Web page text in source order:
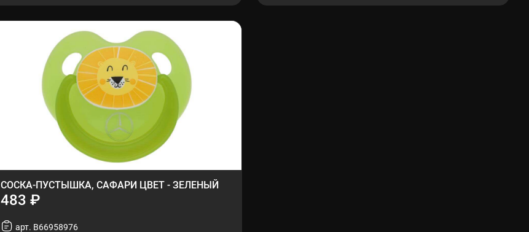
СОСКА-ПУСТЫШКА, САФАРИ ЦВЕТ - ЗЕЛЕНЫЙ
483 ₽
арт. B66958976